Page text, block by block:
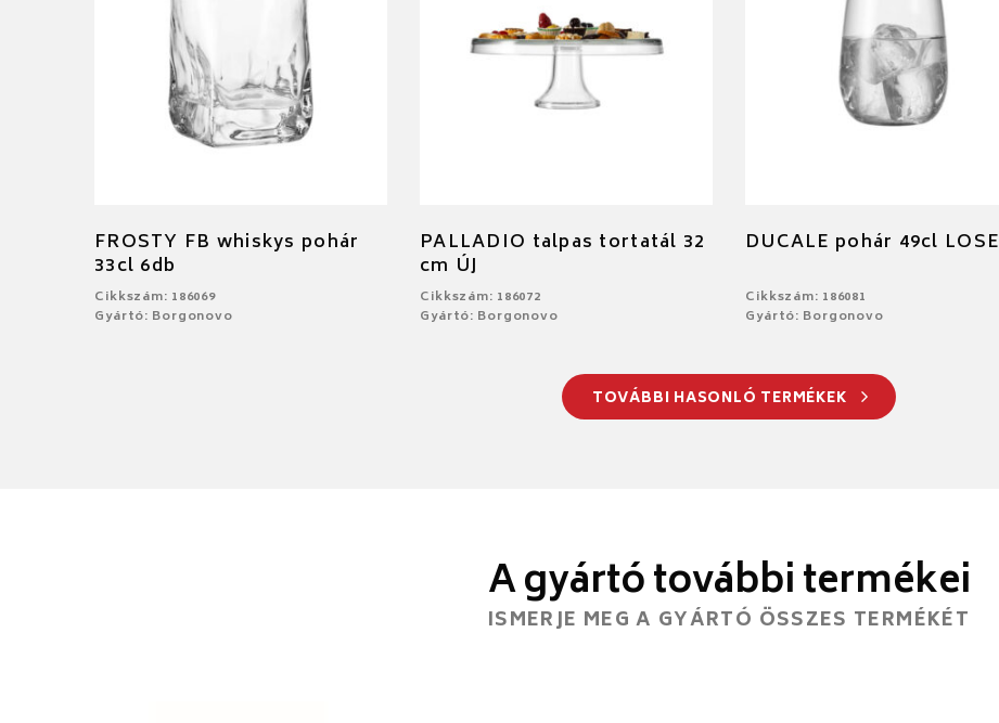
FROSTY FB whiskys pohár
33cl 6db
Cikkszám: 186069
Gyártó: Borgonovo
PALLADIO talpas tortatál 32
cm ÚJ
Cikkszám: 186072
Gyártó: Borgonovo
DUCALE pohár 49cl LOSE
Cikkszám: 186081
Gyártó: Borgonovo
TOVÁBBI HASONLÓ TERMÉKEK
A gyártó további termékei
ISMERJE MEG A GYÁRTÓ ÖSSZES TERMÉKÉT